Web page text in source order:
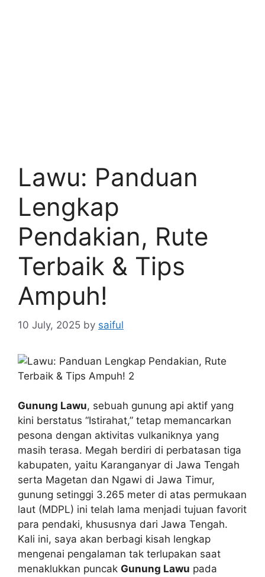
Lawu: Panduan
Lengkap
Pendakian, Rute
Terbaik & Tips
Ampuh!
10 July, 2025 by saiful
Gunung Lawu, sebuah gunung api aktif yang
kini berstatus “Istirahat,” tetap memancarkan
pesona dengan aktivitas vulkaniknya yang
masih terasa. Megah berdiri di perbatasan tiga
kabupaten, yaitu Karanganyar di Jawa Tengah
serta Magetan dan Ngawi di Jawa Timur,
gunung setinggi 3.265 meter di atas permukaan
laut (MDPL) ini telah lama menjadi tujuan favorit
para pendaki, khususnya dari Jawa Tengah.
Kali ini, saya akan berbagi kisah lengkap
mengenai pengalaman tak terlupakan saat
menaklukkan puncak Gunung Lawu pada